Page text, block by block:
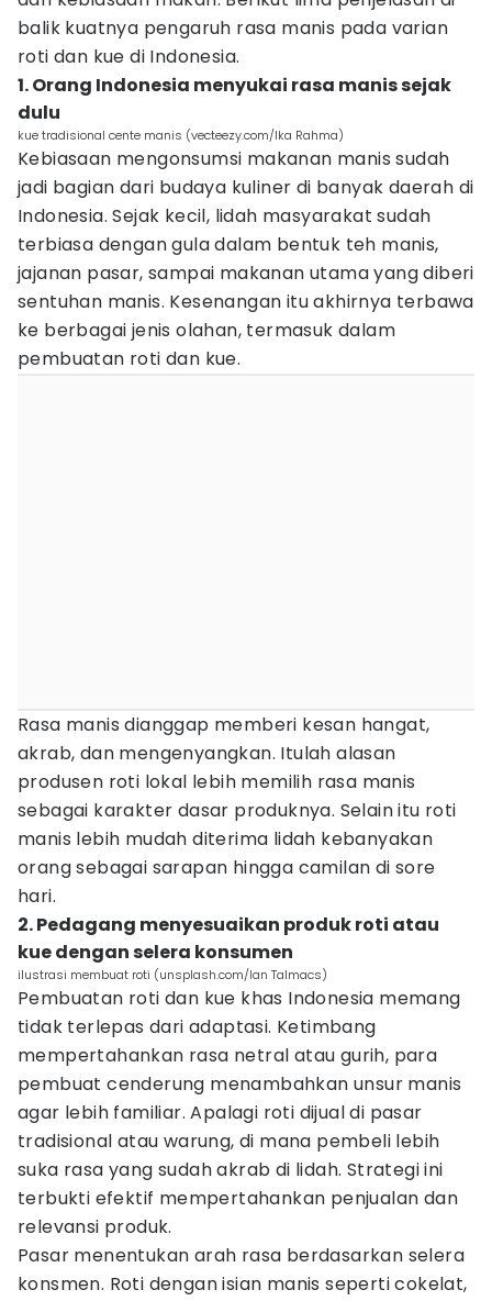
balik kuatnya pengaruh rasa manis pada varian
roti dan kue di Indonesia.
1. Orang Indonesia menyukai rasa manis sejak
dulu
kue tradisional cente manis (vecteezy.com/Ika Rahma)
Kebiasaan mengonsumsi makanan manis sudah
jadi bagian dari budaya kuliner di banyak daerah di
Indonesia. Sejak kecil, lidah masyarakat sudah
terbiasa dengan gula dalam bentuk teh manis,
jajanan pasar, sampai makanan utama yang diberi
sentuhan manis. Kesenangan itu akhirnya terbawa
ke berbagai jenis olahan, termasuk dalam
pembuatan roti dan kue.
Rasa manis dianggap memberi kesan hangat,
akrab, dan mengenyangkan. Itulah alasan
produsen roti lokal lebih memilih rasa manis
sebagai karakter dasar produknya. Selain itu roti
manis lebih mudah diterima lidah kebanyakan
orang sebagai sarapan hingga camilan di sore
hari.
2. Pedagang menyesuaikan produk roti atau
kue dengan selera konsumen
ilustrasi membuat roti (unsplash.com/Ian Talmacs)
Pembuatan roti dan kue khas Indonesia memang
tidak terlepas dari adaptasi. Ketimbang
mempertahankan rasa netral atau gurih, para
pembuat cenderung menambahkan unsur manis
agar lebih familiar. Apalagi roti dijual di pasar
tradisional atau warung, di mana pembeli lebih
suka rasa yang sudah akrab di lidah. Strategi ini
terbukti efektif mempertahankan penjualan dan
relevansi produk.
Pasar menentukan arah rasa berdasarkan selera
konsmen. Roti dengan isian manis seperti cokelat,